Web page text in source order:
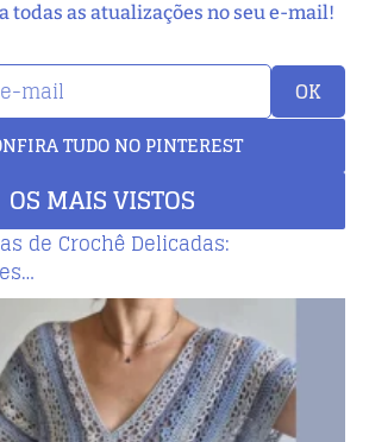
todas as atualizações no seu e-mail!
OK
TUDO NO PINTEREST
OS MAIS VISTOS
de Crochê Delicadas: